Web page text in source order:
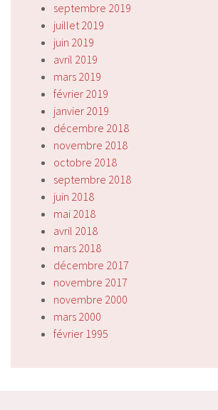
septembre 2019
juillet 2019
juin 2019
avril 2019
mars 2019
février 2019
janvier 2019
décembre 2018
novembre 2018
octobre 2018
septembre 2018
juin 2018
mai 2018
avril 2018
mars 2018
décembre 2017
novembre 2017
novembre 2000
mars 2000
février 1995